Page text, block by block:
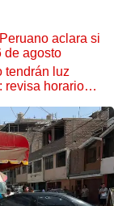
aclara si
de agosto
tendrán luz
horarios y